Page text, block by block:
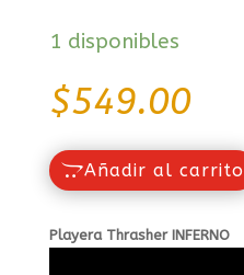
1 disponibles
$549.00
Añadir al carrito
Playera Thrasher INFERNO